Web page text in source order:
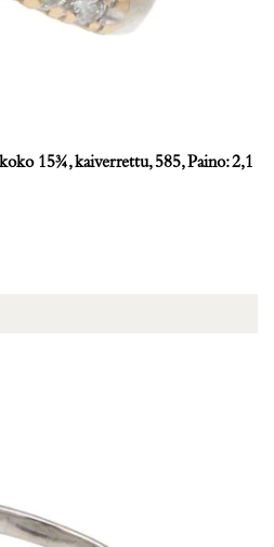
15¾, kaiverrettu, 585, Paino: 2,1